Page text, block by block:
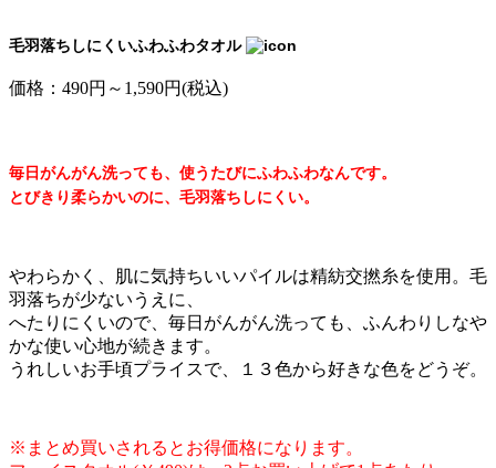
毛羽落ちしにくいふわふわタオル
価格：490円～1,590円(税込)
毎日がんがん洗っても、使うたびにふわふわなんです。
とびきり柔らかいのに、毛羽落ちしにくい。
やわらかく、肌に気持ちいいパイルは精紡交撚糸を使用。毛
羽落ちが少ないうえに、
へたりにくいので、毎日がんがん洗っても、ふんわりしなや
かな使い心地が続きます。
うれしいお手頃プライスで、１３色から好きな色をどうぞ。
※まとめ買いされるとお得価格になります。